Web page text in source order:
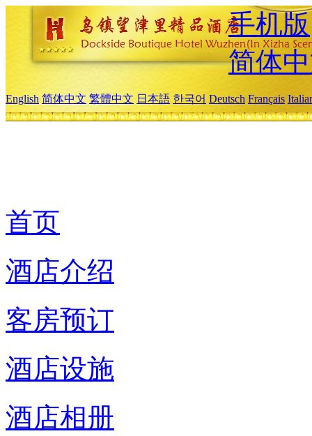
手机版
简体
English 简体中文 繁體中文 日本語 한국어 Deutsch Français
首页
酒店介绍
客房预订
酒店设施
酒店相册